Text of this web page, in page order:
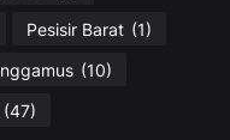
Pesisir Barat (1)
(10)
(47)